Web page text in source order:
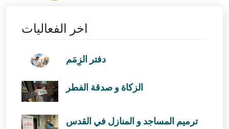
اخر الفعاليات
دفتر الزِمَم
الزكاة و صدقة الفطر
ترميم المساجد و المنازل في القدس